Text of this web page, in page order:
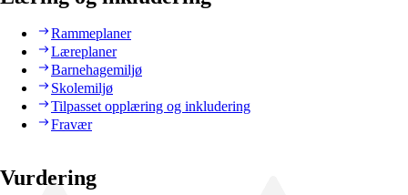
Rammeplaner
Læreplaner
Barnehagemiljø
Skolemiljø
Tilpasset opplæring og inkludering
Fravær
Vurdering